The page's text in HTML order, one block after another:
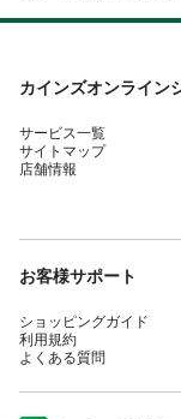
カインズオンライン
サービス一覧
サイトマップ
店舗情報
お客様サポート
ショッピングガイド
利用規約
よくある質問